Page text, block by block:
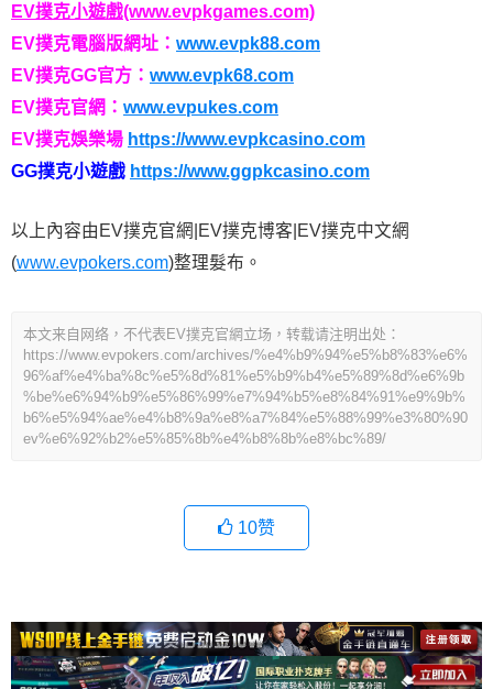
EV撲克小遊戲(www.evpkgames.com)
EV撲克電腦版網址： www.evpk88.com
EV撲克GG官方： www.evpk68.com
EV撲克官網： www.evpukes.com
EV撲克娛樂場 https://www.evpkcasino.com
GG撲克小遊戲 https://www.ggpkcasino.com
以上內容由EV撲克官網|EV撲克博客|EV撲克中文網
(www.evpokers.com)整理髮布。
本文来自网络，不代表EV撲克官網立场，转载请注明出处：
https://www.evpokers.com/archives/%e4%b9%94%e5%b8%83%e6%
96%af%e4%ba%8c%e5%8d%81%e5%b9%b4%e5%89%8d%e6%9b
%be%e6%94%b9%e5%86%99%e7%94%b5%e8%84%91%e9%9b%
b6%e5%94%ae%e4%b8%9a%e8%a7%84%e5%88%99%e3%80%90
ev%e6%92%b2%e5%85%8b%e4%b8%8b%e8%bc%89/
10赞